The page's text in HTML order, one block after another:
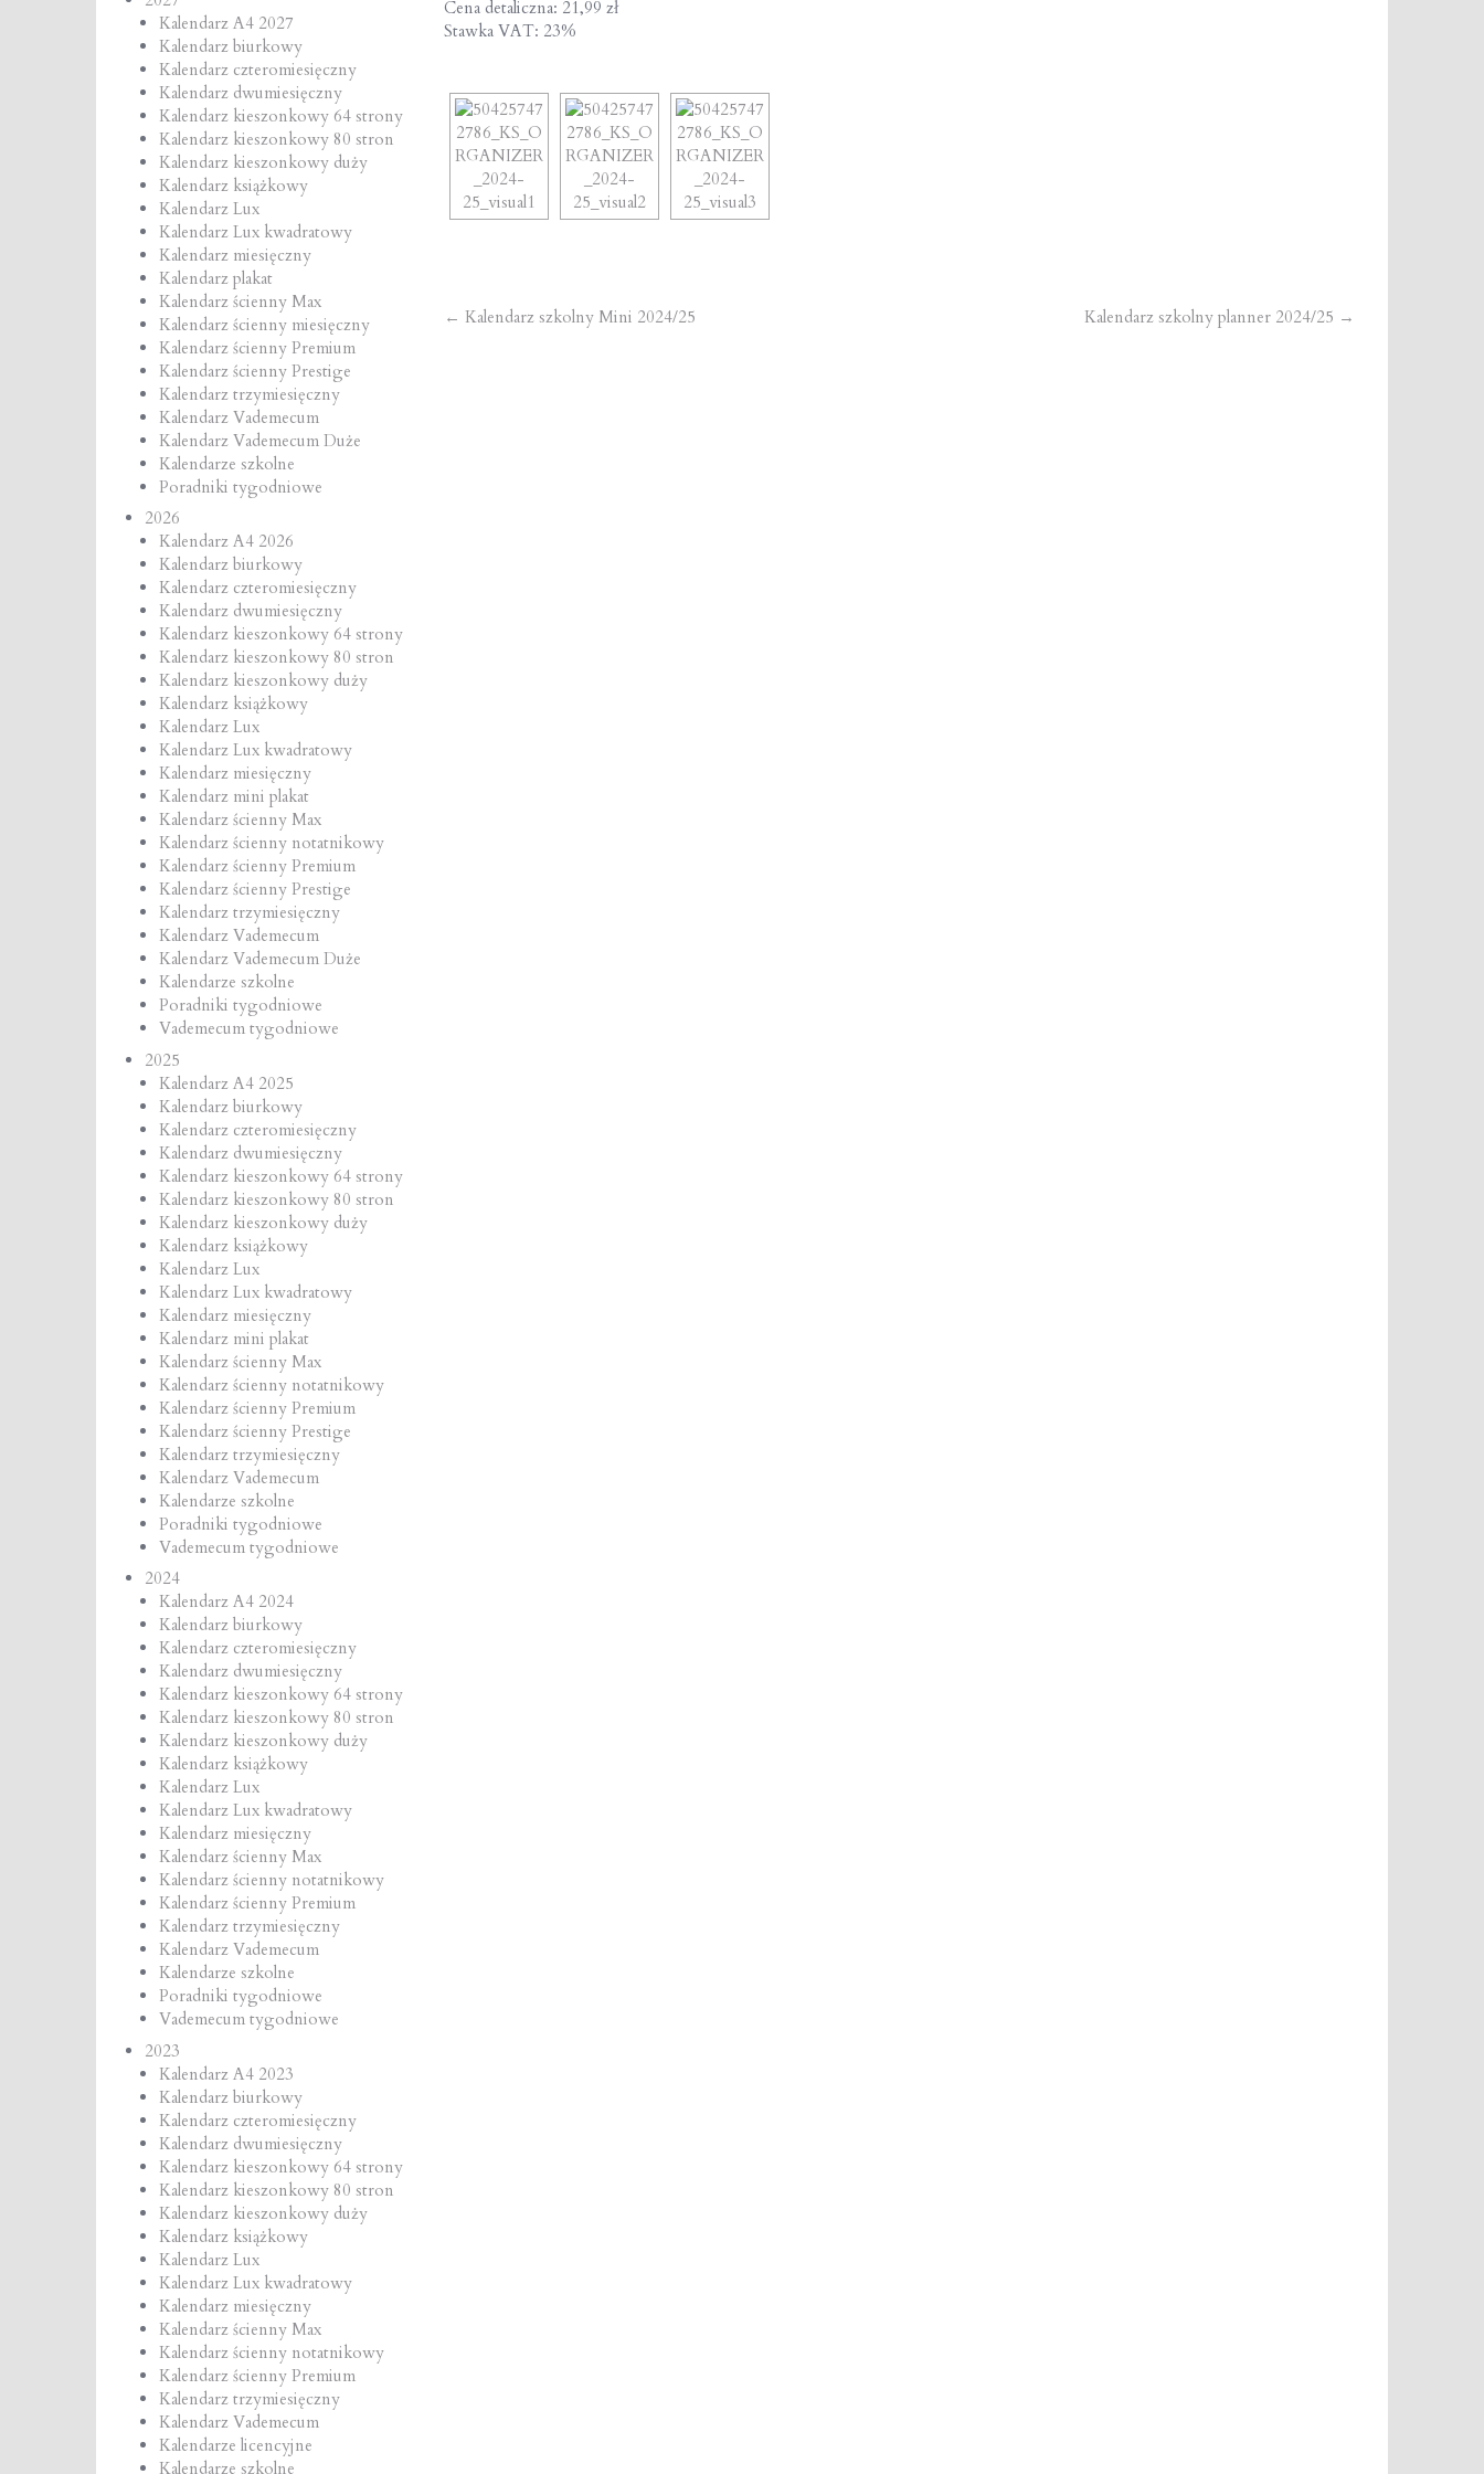
Kalendarz A4 2027
Kalendarz biurkowy
Kalendarz czteromiesięczny
Kalendarz dwumiesięczny
Kalendarz kieszonkowy 64 strony
Kalendarz kieszonkowy 80 stron
Kalendarz kieszonkowy duży
Kalendarz książkowy
Kalendarz Lux
Kalendarz Lux kwadratowy
Kalendarz miesięczny
Kalendarz plakat
Kalendarz ścienny Max
Kalendarz ścienny miesięczny
Kalendarz ścienny Premium
Kalendarz ścienny Prestige
Kalendarz trzymiesięczny
Kalendarz Vademecum
Kalendarz Vademecum Duże
Kalendarze szkolne
Poradniki tygodniowe
2026
Kalendarz A4 2026
Kalendarz biurkowy
Kalendarz czteromiesięczny
Kalendarz dwumiesięczny
Kalendarz kieszonkowy 64 strony
Kalendarz kieszonkowy 80 stron
Kalendarz kieszonkowy duży
Kalendarz książkowy
Kalendarz Lux
Kalendarz Lux kwadratowy
Kalendarz miesięczny
Kalendarz mini plakat
Kalendarz ścienny Max
Kalendarz ścienny notatnikowy
Kalendarz ścienny Premium
Kalendarz ścienny Prestige
Kalendarz trzymiesięczny
Kalendarz Vademecum
Kalendarz Vademecum Duże
Kalendarze szkolne
Poradniki tygodniowe
Vademecum tygodniowe
2025
Kalendarz A4 2025
Kalendarz biurkowy
Kalendarz czteromiesięczny
Kalendarz dwumiesięczny
Kalendarz kieszonkowy 64 strony
Kalendarz kieszonkowy 80 stron
Kalendarz kieszonkowy duży
Kalendarz książkowy
Kalendarz Lux
Kalendarz Lux kwadratowy
Kalendarz miesięczny
Kalendarz mini plakat
Kalendarz ścienny Max
Kalendarz ścienny notatnikowy
Kalendarz ścienny Premium
Kalendarz ścienny Prestige
Kalendarz trzymiesięczny
Kalendarz Vademecum
Kalendarze szkolne
Poradniki tygodniowe
Vademecum tygodniowe
2024
Kalendarz A4 2024
Kalendarz biurkowy
Kalendarz czteromiesięczny
Kalendarz dwumiesięczny
Kalendarz kieszonkowy 64 strony
Kalendarz kieszonkowy 80 stron
Kalendarz kieszonkowy duży
Kalendarz książkowy
Kalendarz Lux
Kalendarz Lux kwadratowy
Kalendarz miesięczny
Kalendarz ścienny Max
Kalendarz ścienny notatnikowy
Kalendarz ścienny Premium
Kalendarz trzymiesięczny
Kalendarz Vademecum
Kalendarze szkolne
Poradniki tygodniowe
Vademecum tygodniowe
2023
Kalendarz A4 2023
Kalendarz biurkowy
Kalendarz czteromiesięczny
Kalendarz dwumiesięczny
Kalendarz kieszonkowy 64 strony
Kalendarz kieszonkowy 80 stron
Kalendarz kieszonkowy duży
Kalendarz książkowy
Kalendarz Lux
Kalendarz Lux kwadratowy
Kalendarz miesięczny
Kalendarz ścienny Max
Kalendarz ścienny notatnikowy
Kalendarz ścienny Premium
Kalendarz trzymiesięczny
Kalendarz Vademecum
Kalendarze licencyjne
Kalendarze szkolne
Cena detaliczna: 21,99 zł
Stawka VAT: 23%
Post
← Kalendarz szkolny Mini 2024/25 Kalendarz szkolny planner 2024/25 →